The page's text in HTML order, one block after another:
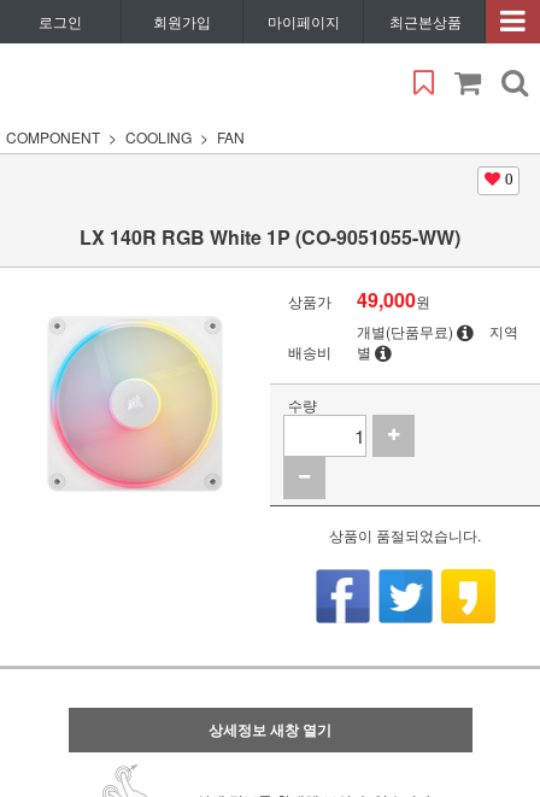
로그인 회원가입 마이페이지 최근본상품
COMPONENT COOLING FAN
0
LX 140R RGB White 1P (CO-9051055-WW)
상품가 49,000원
배송비
개별(단품무료)
지역
별
수량
상품이 품절되었습니다.
상세정보 새창 열기